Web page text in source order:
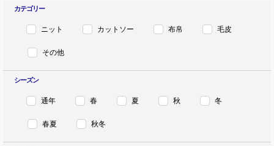
カテゴリー
ニット カットソー 布帛 毛皮
その他
シーズン
通年 春 夏 秋 冬
春夏 秋冬